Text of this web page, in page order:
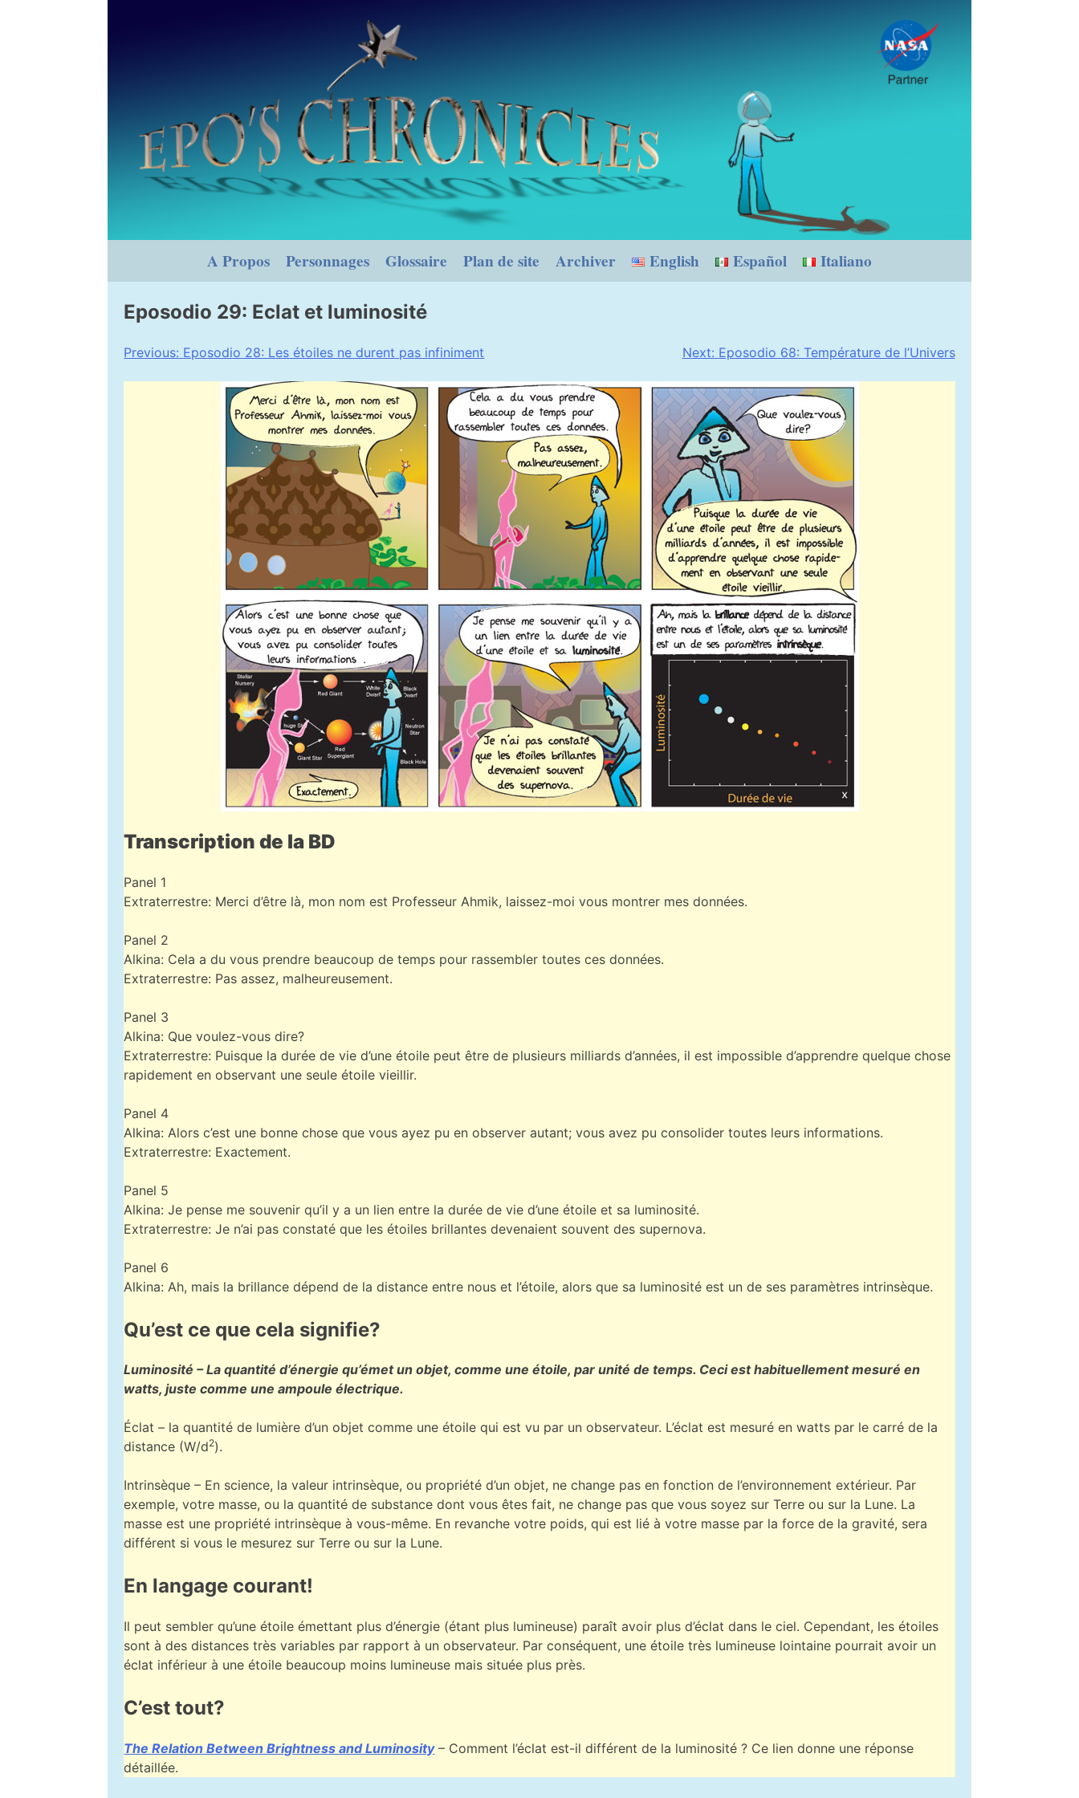
A Propos Personnages Glossaire Plan de site Archiver English Español Italiano
Eposodio 29: Eclat et luminosité
Navigation
de
Previous: Eposodio 28: Les étoiles ne durent pas infiniment Next: Eposodio 68: Température de l’Univers
Transcription de la BD
Panel 1
Extraterrestre: Merci d’être là, mon nom est Professeur Ahmik, laissez-moi vous montrer mes données.
Panel 2
Alkina: Cela a du vous prendre beaucoup de temps pour rassembler toutes ces données.
Extraterrestre: Pas assez, malheureusement.
Panel 3
Alkina: Que voulez-vous dire?
Extraterrestre: Puisque la durée de vie d’une étoile peut être de plusieurs milliards d’années, il est impossible d’apprendre quelque chose
rapidement en observant une seule étoile vieillir.
Panel 4
Alkina: Alors c’est une bonne chose que vous ayez pu en observer autant; vous avez pu consolider toutes leurs informations.
Extraterrestre: Exactement.
Panel 5
Alkina: Je pense me souvenir qu’il y a un lien entre la durée de vie d’une étoile et sa luminosité.
Extraterrestre: Je n’ai pas constaté que les étoiles brillantes devenaient souvent des supernova.
Panel 6
Alkina: Ah, mais la brillance dépend de la distance entre nous et l’étoile, alors que sa luminosité est un de ses paramètres intrinsèque.
Qu’est ce que cela signifie?
Luminosité – La quantité d’énergie qu’émet un objet, comme une étoile, par unité de temps. Ceci est habituellement mesuré en
watts, juste comme une ampoule électrique.
Éclat – la quantité de lumière d’un objet comme une étoile qui est vu par un observateur. L’éclat est mesuré en watts par le carré de la
distance (W/d2).
Intrinsèque – En science, la valeur intrinsèque, ou propriété d’un objet, ne change pas en fonction de l’environnement extérieur. Par
exemple, votre masse, ou la quantité de substance dont vous êtes fait, ne change pas que vous soyez sur Terre ou sur la Lune. La
masse est une propriété intrinsèque à vous-même. En revanche votre poids, qui est lié à votre masse par la force de la gravité, sera
différent si vous le mesurez sur Terre ou sur la Lune.
En langage courant!
Il peut sembler qu’une étoile émettant plus d’énergie (étant plus lumineuse) paraît avoir plus d’éclat dans le ciel. Cependant, les étoiles
sont à des distances très variables par rapport à un observateur. Par conséquent, une étoile très lumineuse lointaine pourrait avoir un
éclat inférieur à une étoile beaucoup moins lumineuse mais située plus près.
C’est tout?
The Relation Between Brightness and Luminosity– Comment l’éclat est-il différent de la luminosité ? Ce lien donne une réponse
détaillée.